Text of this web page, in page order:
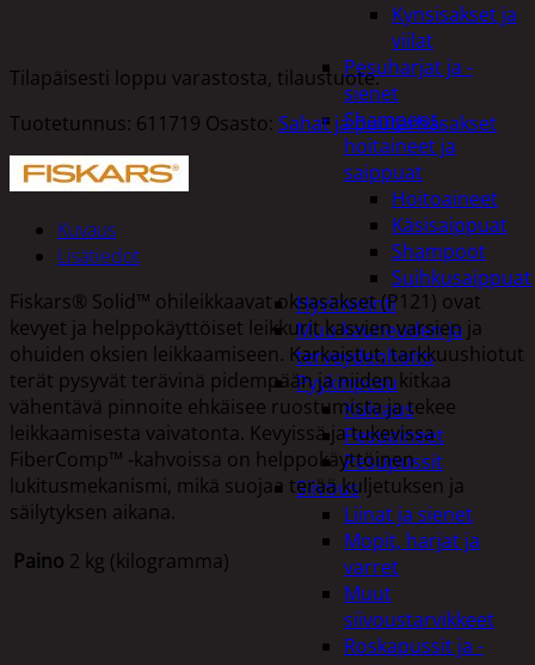
Kynsisakset ja
viilat
Pesuharjat ja -
sienet
Shampoot,
hoitaineet ja
saippuat
Hoitoaineet
Käsisaippuat
Shampoot
Suihkusaippuat
Hyvinvointi
Muu kauneuden ja
terveydenhoito
Pyykinpesu
Kuivaus
Pesuaineet
Pesupussit
Siivous
Liinat ja sienet
Mopit, harjat ja
varret
Muut
siivoustarvikkeet
Roskapussit ja -
Tilapäisesti loppu varastosta, tilaustuote.
Tuotetunnus: 611719 Osasto: Sahat ja puutarhasakset
Kuvaus
Lisätiedot
Fiskars® Solid™ ohileikkaavat oksasakset (P121) ovat
kevyet ja helppokäyttöiset leikkurit kasvien varsien ja
ohuiden oksien leikkaamiseen. Karkaistut, tarkkuushiotut
terät pysyvät terävinä pidempään ja niiden kitkaa
vähentävä pinnoite ehkäisee ruostumista ja tekee
leikkaamisesta vaivatonta. Kevyissä ja tukevissa
FiberComp™ -kahvoissa on helppokäyttöinen
lukitusmekanismi, mikä suojaa terää kuljetuksen ja
säilytyksen aikana.
Paino 2 kg (kilogramma)